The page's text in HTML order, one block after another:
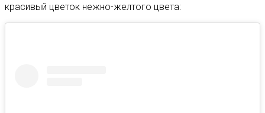
красивый цветок нежно-желтого цвета: